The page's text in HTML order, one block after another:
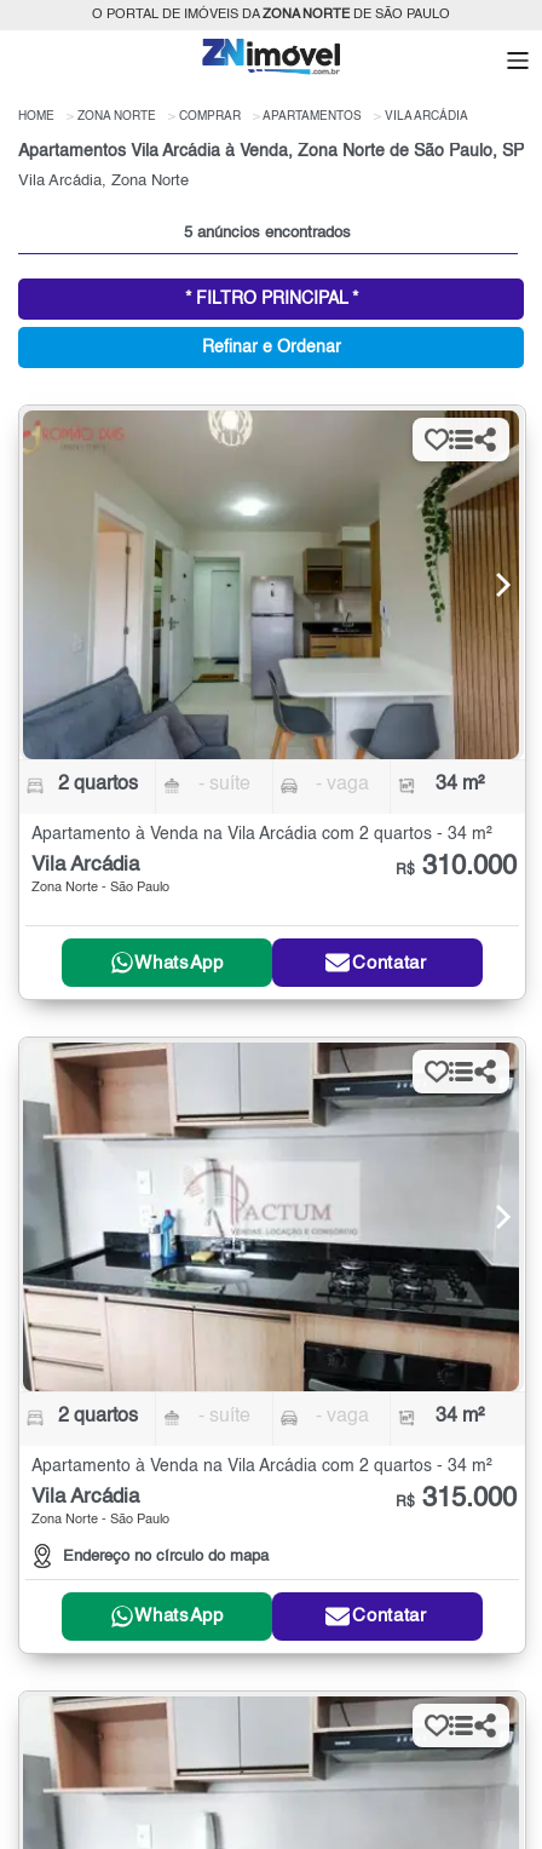
O PORTAL DE IMÓVEIS DAZONA NORTEDE SÃO PAULO
HOME ZONA NORTE COMPRAR APARTAMENTOS VILA ARCÁDIA
Apartamentos Vila Arcádia à Venda, Zona Norte de São Paulo, SP
Vila Arcádia, Zona Norte
5 anúncios encontrados
* FILTRO PRINCIPAL *
Refinar e Ordenar
2 quartos - suíte - vaga 34 m²
Apartamento à Venda na Vila Arcádia com 2 quartos - 34 m²
Vila Arcádia
Zona Norte - São Paulo
R$ 310.000
WhatsApp Contatar
2 quartos - suíte - vaga 34 m²
Apartamento à Venda na Vila Arcádia com 2 quartos - 34 m²
Vila Arcádia
Zona Norte - São Paulo
Endereço no círculo do mapa
R$ 315.000
WhatsApp Contatar